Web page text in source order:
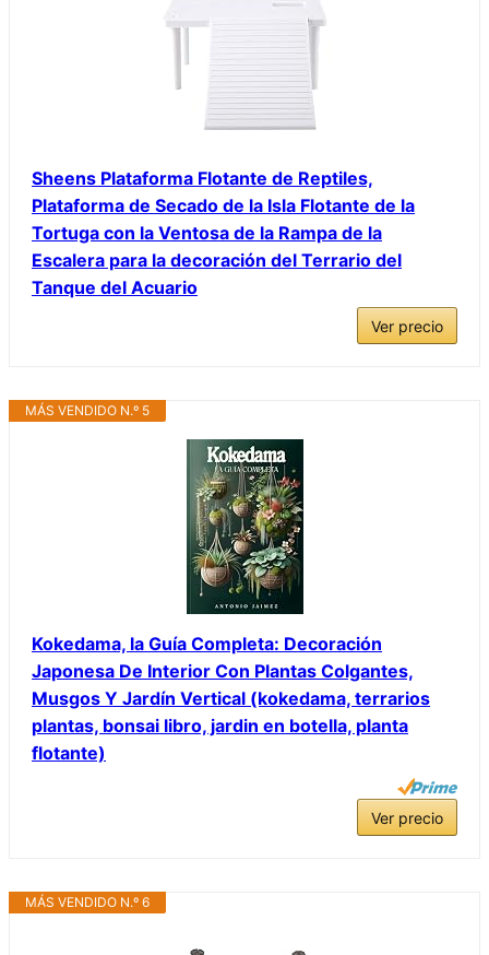
Sheens Plataforma Flotante de Reptiles,
Plataforma de Secado de la Isla Flotante de la
Tortuga con la Ventosa de la Rampa de la
Escalera para la decoración del Terrario del
Tanque del Acuario
Ver precio
MÁS VENDIDO N.º 5
Kokedama, la Guía Completa: Decoración
Japonesa De Interior Con Plantas Colgantes,
Musgos Y Jardín Vertical (kokedama, terrarios
plantas, bonsai libro, jardin en botella, planta
flotante)
Ver precio
MÁS VENDIDO N.º 6